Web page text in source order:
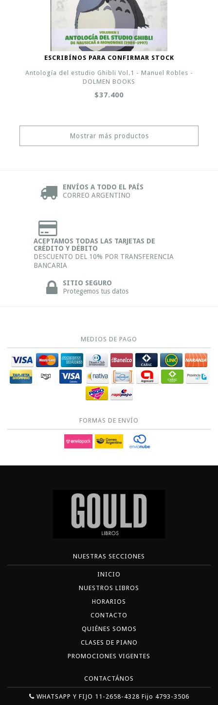
ESCRIBÍNOS PARA CONFIRMAR STOCK
Antología del estudio Ghibli Vol.1 - Manuel Robles -
DOLMEN BOOKS
$37.400
Mostrar más productos
ENVÍOS A TODO EL PAÍS
CORREO ARGENTINO
ACEPTAMOS TODAS LAS TARJETAS DE
CRÉDITO Y DÉBITO
DESCUENTO DEL 10% POR TRANSFERENCIA
BANCARIA
SITIO SEGURO
Protegemos tus datos
MEDIOS DE PAGO
FORMAS DE ENVÍO
NUESTRAS SECCIONES
INICIO
NUESTROS LIBROS
HORARIOS
CONTACTO
QUIÉNES SOMOS
CLASES DE PIANO
PROMOCIONES VIGENTES
CONTACTÁNOS
WHATSAPP Y FIJO 11-2658-4328 Fijo 4793-3506